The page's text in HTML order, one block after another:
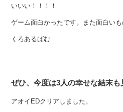
いいい！！！！
ゲーム面白かったです。また面白いも
くろあるばむ
ぜひ、今度は3人の幸せな結末も
アオイEDクリアしました。